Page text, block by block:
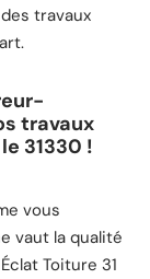
travaux
travaux
31330 !
vous
vaut la qualité
Toiture 31